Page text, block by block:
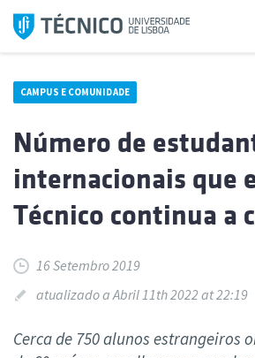
Saltar
para
CAMPUS E COMUNIDADE
Número de
internacionais que
Técnico continua a
16 Setembro 2019
atualizado a Abril 11th 2022 at 22:19
Cerca de 750 alunos estrangeiros